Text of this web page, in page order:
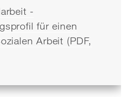
-
für einen
Arbeit (PDF,